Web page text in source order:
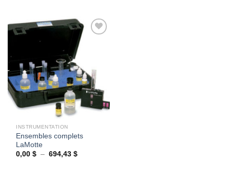
wishlist
INSTRUMENTATION
Ensembles complets
LaMotte
0,00$ – 694,43$Plage